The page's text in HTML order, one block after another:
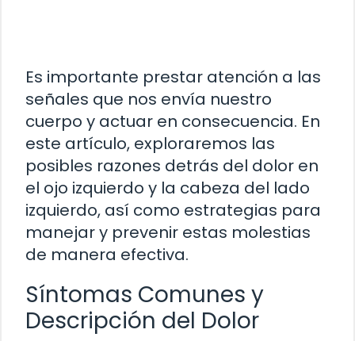
Es importante prestar atención a las
señales que nos envía nuestro
cuerpo y actuar en consecuencia. En
este artículo, exploraremos las
posibles razones detrás del dolor en
el ojo izquierdo y la cabeza del lado
izquierdo, así como estrategias para
manejar y prevenir estas molestias
de manera efectiva.
Síntomas Comunes y
Descripción del Dolor